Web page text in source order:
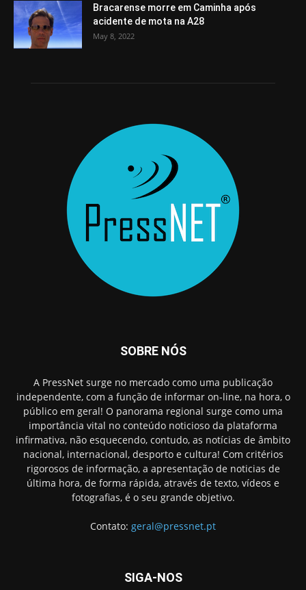
Bracarense morre em Caminha após
acidente de mota na A28
May 8, 2022
SOBRE NÓS
A PressNet surge no mercado como uma publicação
independente, com a função de informar on-line, na hora, o
público em geral! O panorama regional surge como uma
importância vital no conteúdo noticioso da plataforma
infirmativa, não esquecendo, contudo, as notícias de âmbito
nacional, internacional, desporto e cultura! Com critérios
rigorosos de informação, a apresentação de noticias de
última hora, de forma rápida, através de texto, vídeos e
fotografias, é o seu grande objetivo.
Contato: geral@pressnet.pt
SIGA-NOS